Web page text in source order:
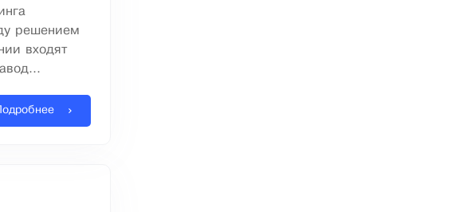
решением
входят
Подробнее